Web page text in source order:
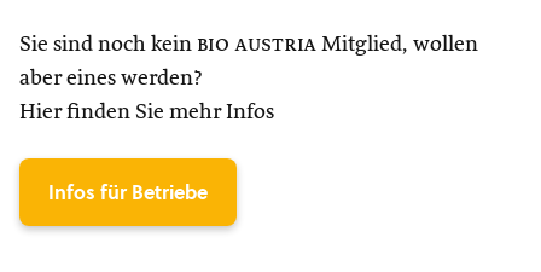
Sie sind noch kein bio austria Mitglied, wollen
aber eines werden?
Hier finden Sie mehr Infos
Infos für Betriebe